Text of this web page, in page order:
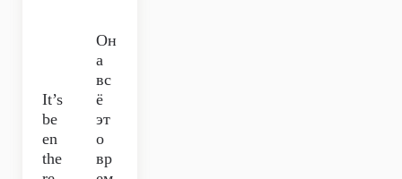
It’s
be
en
the
Он
а
вс
ё
эт
о
вр